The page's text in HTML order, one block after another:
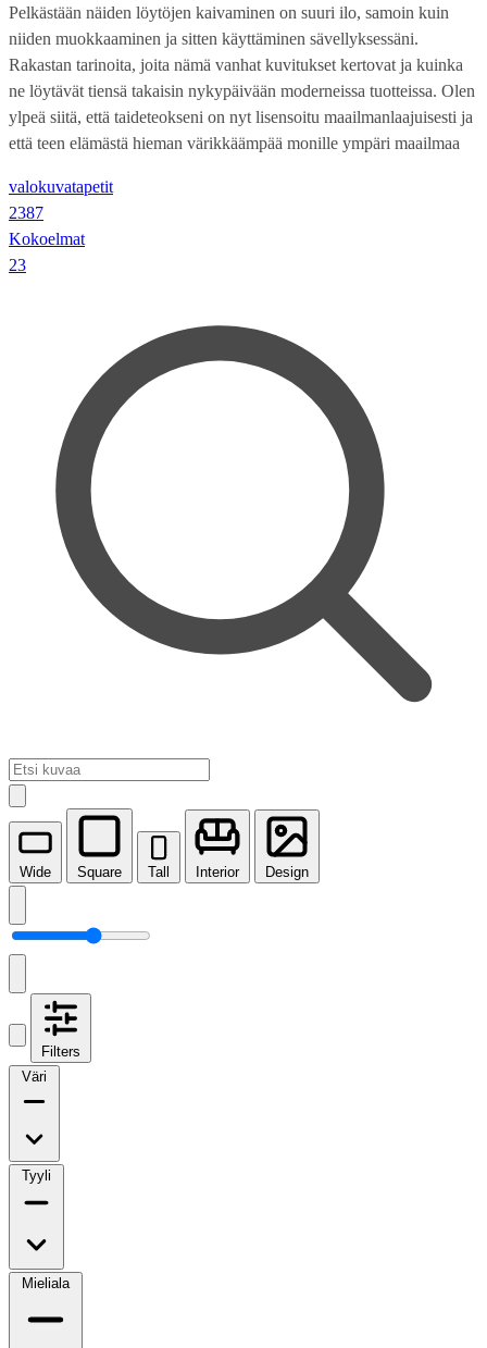
Pelkästään näiden löytöjen kaivaminen on suuri ilo, samoin kuin
niiden muokkaaminen ja sitten käyttäminen sävellyksessäni.
Rakastan tarinoita, joita nämä vanhat kuvitukset kertovat ja kuinka
ne löytävät tiensä takaisin nykypäivään moderneissa tuotteissa. Olen
ylpeä siitä, että taideteokseni on nyt lisensoitu maailmanlaajuisesti ja
että teen elämästä hieman värikkäämpää monille ympäri maailmaa
valokuvatapetit
2387
Kokoelmat
23
Wide Square Tall Interior Design
Filters
Väri
Tyyli
Mieliala